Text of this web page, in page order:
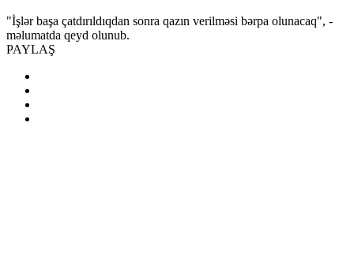
"İşlər başa çatdırıldıqdan sonra qazın verilməsi bərpa olunacaq", -
məlumatda qeyd olunub.
PAYLAŞ